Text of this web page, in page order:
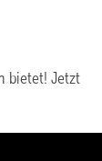
bietet! Jetzt